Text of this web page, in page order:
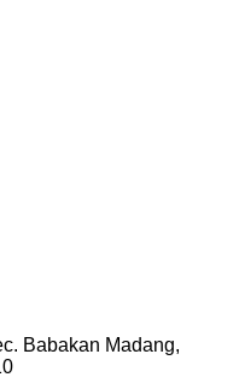
Babakan Madang,